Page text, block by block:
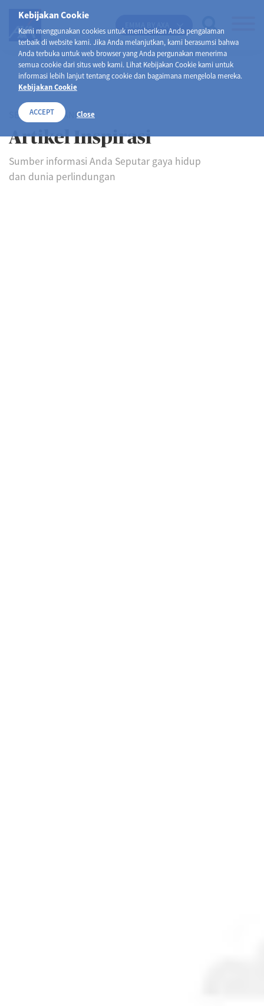
Kebijakan Cookie
Kami menggunakan cookies untuk memberikan Anda pengalaman
terbaik di website kami. Jika Anda melanjutkan, kami berasumsi bahwa
Anda terbuka untuk web browser yang Anda pergunakan menerima
semua cookie dari situs web kami. Lihat Kebijakan Cookie kami untuk
informasi lebih lanjut tentang cookie dan bagaimana mengelola mereka.
Kebijakan Cookie
ACCEPT Close
SELAMAT DATANG DI
Artikel Inspirasi
Sumber informasi Anda Seputar gaya hidup
dan dunia perlindungan